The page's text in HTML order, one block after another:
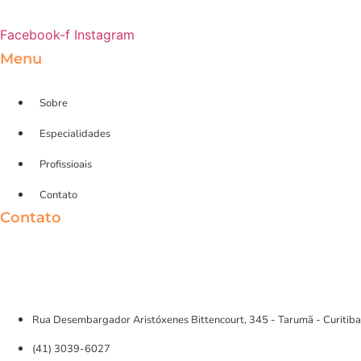
Facebook-f Instagram
Menu
Sobre
Especialidades
Profissioais
Contato
Contato
Rua Desembargador Aristóxenes Bittencourt, 345 - Tarumã -
(41) 3039-6027